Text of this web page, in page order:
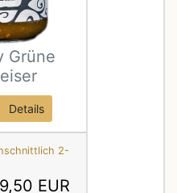
Grüne
Details
2-
EUR